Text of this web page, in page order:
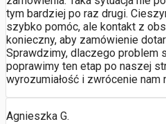
tym bardziej po raz drugi.
szybko pomóc, ale kontakt z
konieczny, aby zamówienie
Sprawdzimy, dlaczego problem
poprawimy ten etap po naszej
wyrozumiałość i zwrócenie nam
Agnieszka G.